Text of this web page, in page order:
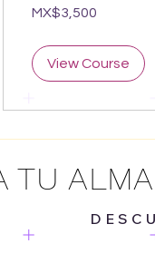
Mexican
MX$3,500
View Course
TU